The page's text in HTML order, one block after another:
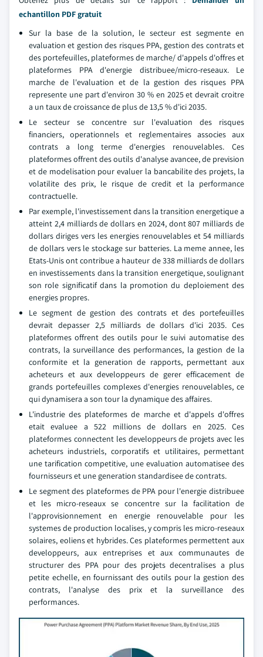
echantillon PDF gratuit
Sur la base de la solution, le secteur est segmente en
evaluation et gestion des risques PPA, gestion des contrats et
des portefeuilles, plateformes de marche/ d'appels d'offres et
plateformes PPA d'energie distribuee/micro-reseaux. Le
marche de l'evaluation et de la gestion des risques PPA
represente une part d'environ 30 % en 2025 et devrait croitre
a un taux de croissance de plus de 13,5 % d'ici 2035.
Le secteur se concentre sur l'evaluation des risques
financiers, operationnels et reglementaires associes aux
contrats a long terme d'energies renouvelables. Ces
plateformes offrent des outils d'analyse avancee, de prevision
et de modelisation pour evaluer la bancabilite des projets, la
volatilite des prix, le risque de credit et la performance
contractuelle.
Par exemple, l'investissement dans la transition energetique a
atteint 2,4 milliards de dollars en 2024, dont 807 milliards de
dollars diriges vers les energies renouvelables et 54 milliards
de dollars vers le stockage sur batteries. La meme annee, les
Etats-Unis ont contribue a hauteur de 338 milliards de dollars
en investissements dans la transition energetique, soulignant
son role significatif dans la promotion du deploiement des
energies propres.
Le segment de gestion des contrats et des portefeuilles
devrait depasser 2,5 milliards de dollars d'ici 2035. Ces
plateformes offrent des outils pour le suivi automatise des
contrats, la surveillance des performances, la gestion de la
conformite et la generation de rapports, permettant aux
acheteurs et aux developpeurs de gerer efficacement de
grands portefeuilles complexes d'energies renouvelables, ce
qui dynamisera a son tour la dynamique des affaires.
L'industrie des plateformes de marche et d'appels d'offres
etait evaluee a 522 millions de dollars en 2025. Ces
plateformes connectent les developpeurs de projets avec les
acheteurs industriels, corporatifs et utilitaires, permettant
une tarification competitive, une evaluation automatisee des
fournisseurs et une generation standardisee de contrats.
Le segment des plateformes de PPA pour l'energie distribuee
et les micro-reseaux se concentre sur la facilitation de
l'approvisionnement en energie renouvelable pour les
systemes de production localises, y compris les micro-reseaux
solaires, eoliens et hybrides. Ces plateformes permettent aux
developpeurs, aux entreprises et aux communautes de
structurer des PPA pour des projets decentralises a plus
petite echelle, en fournissant des outils pour la gestion des
contrats, l'analyse des prix et la surveillance des
performances.